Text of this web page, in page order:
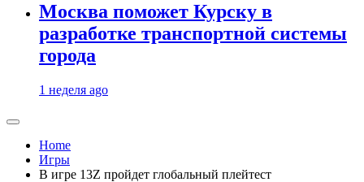
Москва поможет Курску в
разработке транспортной системы
города
1 неделя ago
Home
Игры
В игре 13Z пройдет глобальный плейтест